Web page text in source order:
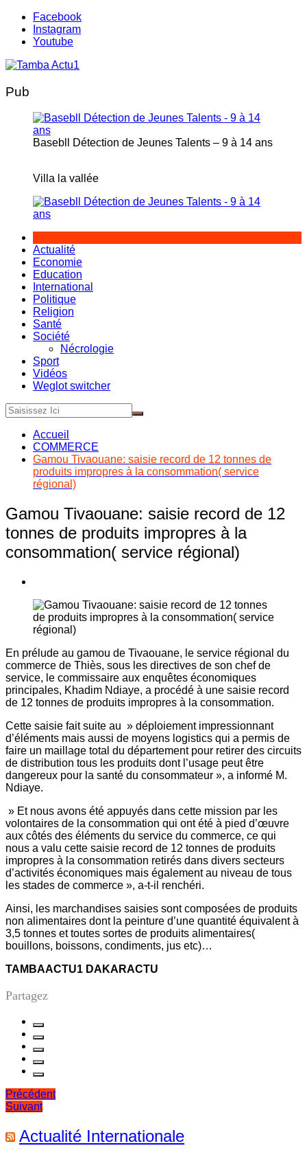
Aller
contenu
Facebook
Instagram
Youtube
Pub
Basebll Détection de Jeunes Talents – 9 à 14 ans
Villa la vallée
Actualité
Economie
Education
International
Politique
Religion
Santé
Société
Nécrologie
Sport
Vidéos
Weglot switcher
Accueil
COMMERCE
Gamou Tivaouane: saisie record de 12 tonnes de
produits impropres à la consommation( service
régional)
Gamou Tivaouane: saisie record de 12
tonnes de produits impropres à la
consommation( service régional)
En prélude au gamou de Tivaouane, le service régional du
commerce de Thiès, sous les directives de son chef de
service, le commissaire aux enquêtes économiques
principales, Khadim Ndiaye, a procédé à une saisie record
de 12 tonnes de produits impropres à la consommation.
Cette saisie fait suite au » déploiement impressionnant
d’éléments mais aussi de moyens logistics qui a permis de
faire un maillage total du département pour retirer des circuits
de distribution tous les produits dont l’usage peut être
dangereux pour la santé du consommateur », a informé M.
Ndiaye.
» Et nous avons été appuyés dans cette mission par les
volontaires de la consommation qui ont été à pied d’œuvre
aux côtés des éléments du service du commerce, ce qui
nous a valu cette saisie record de 12 tonnes de produits
impropres à la consommation retirés dans divers secteurs
d’activités économiques mais également au niveau de tous
les stades de commerce », a-t-il renchéri.
Ainsi, les marchandises saisies sont composées de produits
non alimentaires dont la peinture d’une quantité équivalent à
3,5 tonnes et toutes sortes de produits alimentaires(
bouillons, boissons, condiments, jus etc)…
TAMBAACTU1 DAKARACTU
Partagez
Navigation
de
l’article
Précédent
Suivant
Actualité Internationale